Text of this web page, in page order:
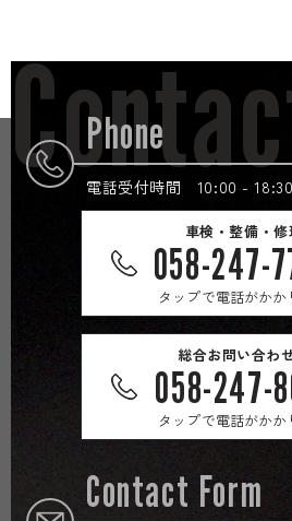
Phone
電話受付時間 10:00 - 18:30
車検・整備・修
058-247-
タップで電話がかか
総合お問い合わ
058-247-
タップで電話がかか
Contact Form